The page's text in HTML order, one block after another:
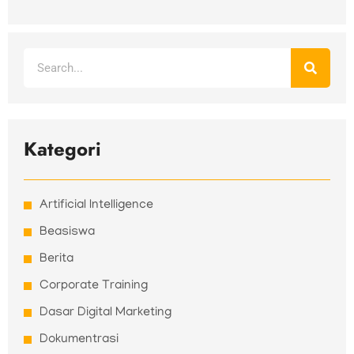
Kategori
Artificial Intelligence
Beasiswa
Berita
Corporate Training
Dasar Digital Marketing
Dokumentrasi